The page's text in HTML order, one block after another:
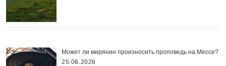
Может ли мирянин произносить проповедь на Мессе?
25.06.2026